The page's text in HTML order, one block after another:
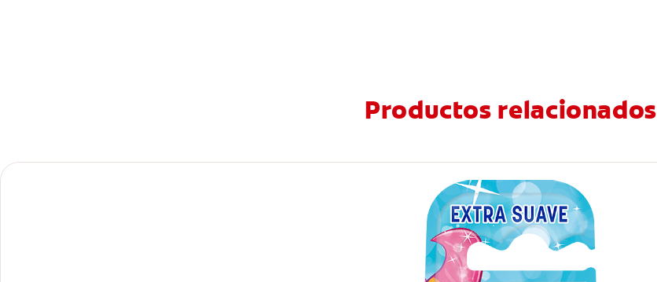
Productos relacionados